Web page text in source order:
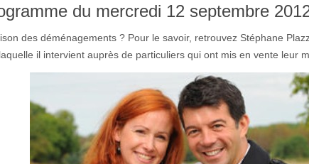
à
20h50
–
Maison
du mercredi 12 septembre
des déménagements ? Pour le savoir, retrouvez Stéphane
il intervient auprès de particuliers qui ont mis en vente leur